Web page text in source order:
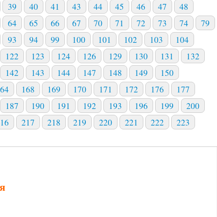
39 40 41 43 44 45 46 47
48
64 65 66 67 70 71 72 73 74
79
93 94 99 100 101 102 103
104
122 123 124 126 129 130 131
132
142 143 144 147 148 149
150
168 169 170 171 172 176
177
187 190 191 192 193 196 199
200
217 218 219 220 221 222
223